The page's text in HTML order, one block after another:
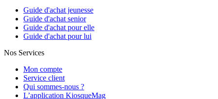
Guide d'achat jeunesse
Guide d'achat senior
Guide d'achat pour elle
Guide d'achat pour lui
Nos Services
Mon compte
Service client
Qui sommes-nous ?
L’application KiosqueMag